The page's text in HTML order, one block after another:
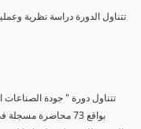
تتناول الدورة دراسة نظرية
تتناول دورة " جودة الصناعات
بواقع 73 محاضرة